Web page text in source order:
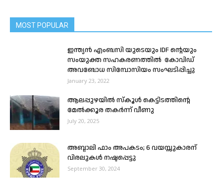
MOST POPULAR
ഇന്ത്യൻ എംബസി യുടെയും IDF ൻ്റെയും
സംയുക്ത സഹകരണത്തിൽ കോവിഡ്
അവബോധ സിമ്പോസിയം സംഘടിപ്പിച്ചു
January 23, 2022
ആലപ്പുഴയില്‍ സ്‌കൂള്‍ കെട്ടിടത്തിന്റെ
മേൽക്കൂര തകര്‍ന്ന് വീണു
July 20, 2025
അബ്ദാലി ഫാം അപകടം; 6 വയസ്സുകാരന്
വിരലുകൾ നഷ്ടപ്പെട്ടു
September 30, 2024